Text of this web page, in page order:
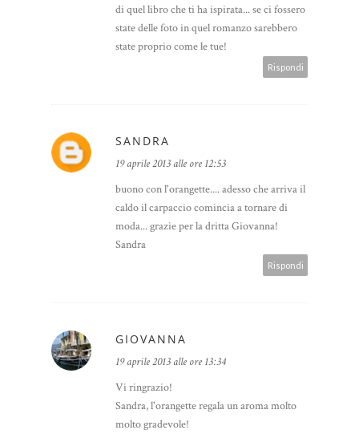
di quel libro che ti ha ispirata... se ci fossero
state delle foto in quel romanzo sarebbero
state proprio come le tue!
Rispondi
SANDRA
19 aprile 2013 alle ore 12:53
buono con l'orangette.... adesso che arriva il
caldo il carpaccio comincia a tornare di
moda... grazie per la dritta Giovanna!
Sandra
Rispondi
GIOVANNA
19 aprile 2013 alle ore 13:34
Vi ringrazio!
Sandra, l'orangette regala un aroma molto
molto gradevole!